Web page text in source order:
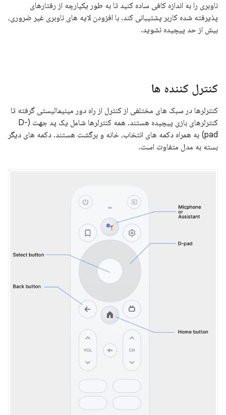
ناوبری را به اندازه کافی ساده کنید تا به طور یکپارچه از رفتارهای
پذیرفته شده کاربر پشتیبانی کند. با افزودن لایه های ناوبری غیر ضروری،
بیش از حد پیچیده نشوید.
کنترل کننده ها
کنترلرها در سبک های مختلفی از کنترل از راه دور مینیمالیستی گرفته تا
کنترلرهای بازی پیچیده هستند. همه کنترلرها شامل یک پد جهت (D-
pad) به همراه دکمه های انتخاب، خانه و برگشت هستند. دکمه های دیگر
بسته به مدل متفاوت است.